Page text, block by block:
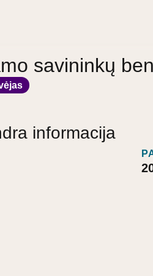
savininkų
informacija